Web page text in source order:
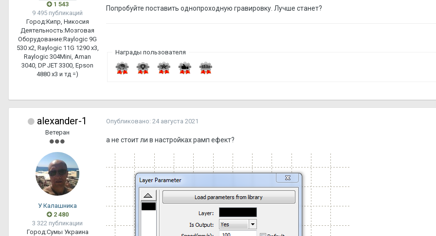
1 543
9 495 публикаций
Город:Кипр, Никосия
Деятельность:Мозговая
Оборудование:Raylogic 9G
530 х2, Raylogic 11G 1290 х3,
Raylogic 304Mini, Aman
3040, DP JET 3300, Epson
4880 x3 и тд =)
Попробуйте поставить однопроходную гравировку. Лучше станет?
Награды пользователя
alexander-1
Ветеран
У Калашника
2 480
3 322 публикации
Город:Сумы Украина
Опубликовано: 24 августа 2021
а не стоит ли в настройках рамп ефект?